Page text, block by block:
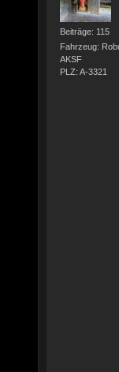
Beiträge: 115
Fahrzeug:
AKSF
PLZ: A-3321